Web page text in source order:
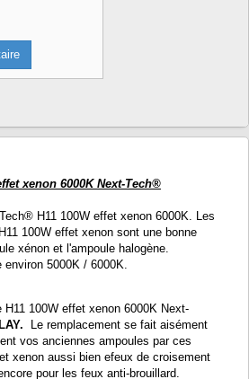
xenon 6000K Next-Tech®
H11 100W effet xenon 6000K. Les
100W effet xenon sont une bonne
xénon et l'ampoule halogène.
environ 5000K / 6000K.
H11 100W effet xenon 6000K Next-
Le remplacement se fait aisément
vos anciennes ampoules par ces
xenon aussi bien efeux de croisement
pour les feux anti-brouillard.